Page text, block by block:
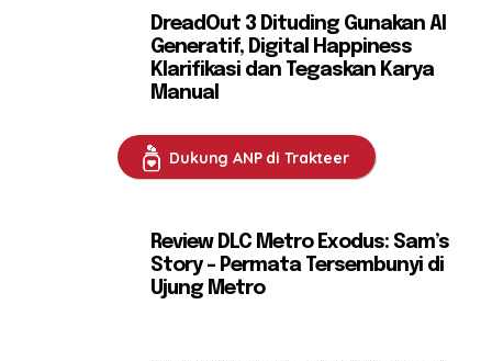
DreadOut 3 Dituding Gunakan AI
Generatif, Digital Happiness
Klarifikasi dan Tegaskan Karya
Manual
Dukung ANP di Trakteer
Review DLC Metro Exodus: Sam’s
Story – Permata Tersembunyi di
Ujung Metro